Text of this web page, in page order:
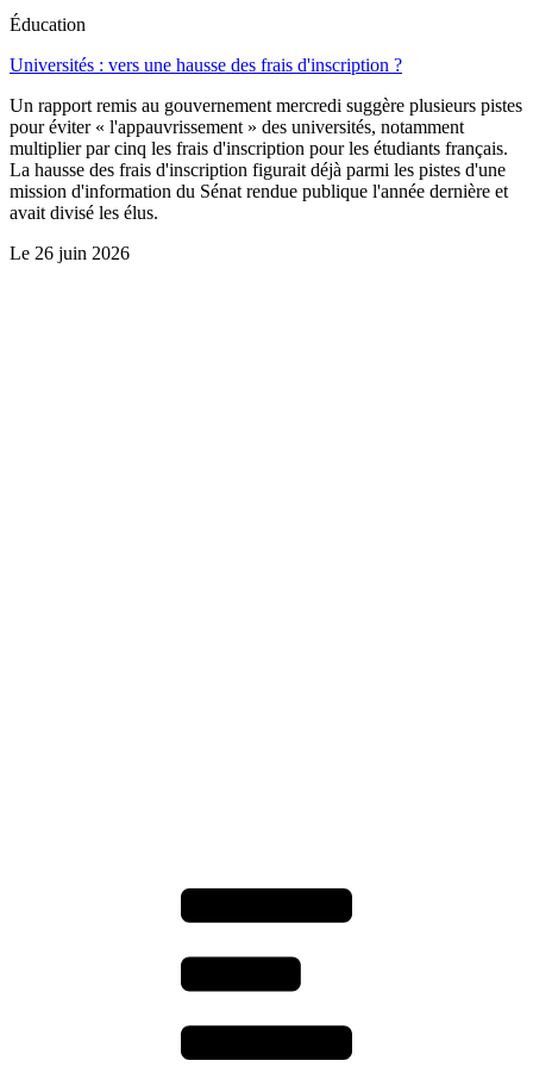
Éducation
Universités : vers une hausse des frais d'inscription ?
Un rapport remis au gouvernement mercredi suggère plusieurs pistes
pour éviter « l'appauvrissement » des universités, notamment
multiplier par cinq les frais d'inscription pour les étudiants français.
La hausse des frais d'inscription figurait déjà parmi les pistes d'une
mission d'information du Sénat rendue publique l'année dernière et
avait divisé les élus.
Le 26 juin 2026